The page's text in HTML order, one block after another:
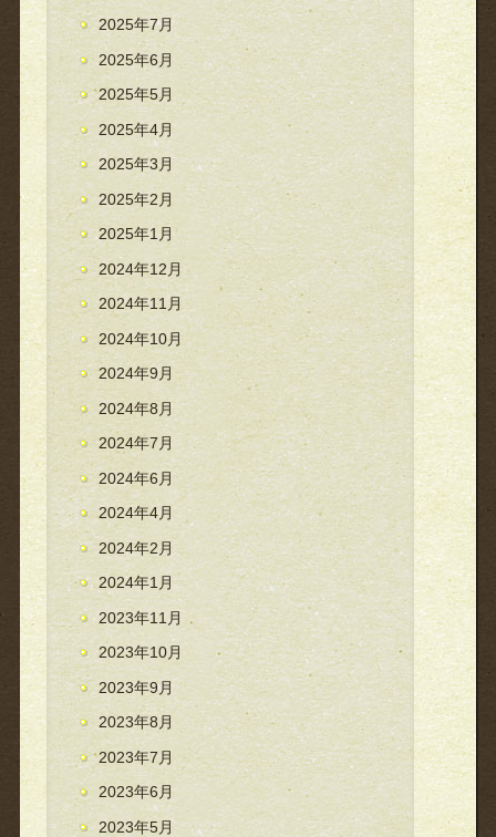
2025年7月
2025年6月
2025年5月
2025年4月
2025年3月
2025年2月
2025年1月
2024年12月
2024年11月
2024年10月
2024年9月
2024年8月
2024年7月
2024年6月
2024年4月
2024年2月
2024年1月
2023年11月
2023年10月
2023年9月
2023年8月
2023年7月
2023年6月
2023年5月